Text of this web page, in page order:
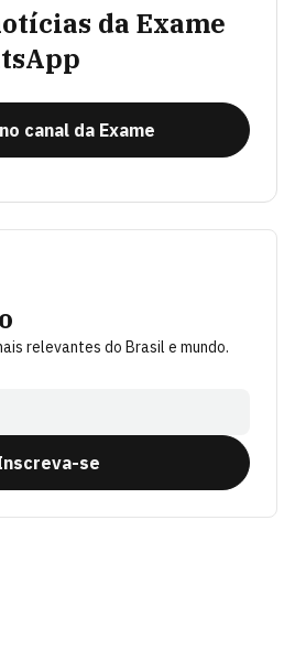
da Exame
canal da Exame
relevantes do Brasil e mundo.
se